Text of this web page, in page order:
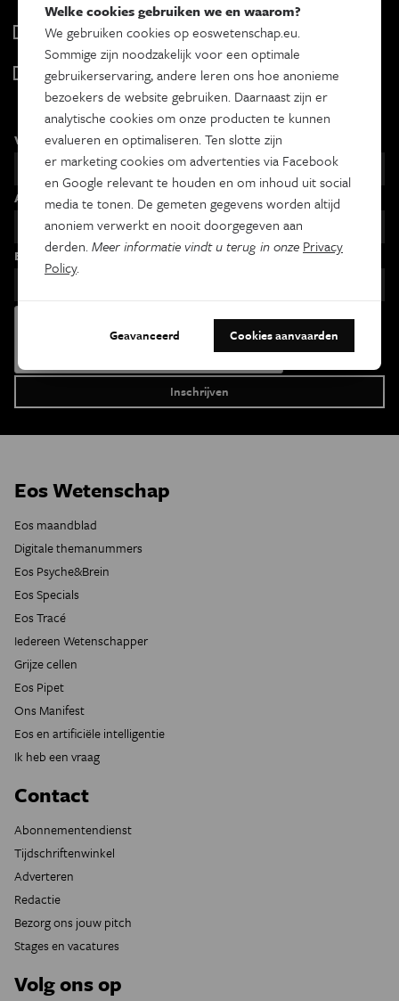
Wekelijks
Psyche & brein
Tweewekelijks
Iedereen wetenschapper
Maandelijks
Voornaam
Achternaam
Email
Eos Wetenschap
Eos maandblad
Digitale themanummers
Eos Psyche&Brein
Eos Specials
Eos Tracé
Iedereen Wetenschapper
Grijze cellen
Eos Pipet
Ons Manifest
Eos en artificiële intelligentie
Ik heb een vraag
Contact
Abonnementendienst
Tijdschriftenwinkel
Adverteren
Redactie
Bezorg ons jouw pitch
Stages en vacatures
Volg ons op
Welke cookies gebruiken we en waarom?
We gebruiken cookies op eoswetenschap.eu.
Sommige zijn noodzakelijk voor een optimale
gebruikerservaring, andere leren ons hoe anonieme
bezoekers de website gebruiken. Daarnaast zijn er
analytische cookies om onze producten te kunnen
evalueren en optimaliseren. Ten slotte zijn
er marketing cookies om advertenties via Facebook
en Google relevant te houden en om inhoud uit social
media te tonen. De gemeten gegevens worden altijd
anoniem verwerkt en nooit doorgegeven aan
derden.Meer informatie vindt u terug in onze Privacy
Policy.
Geavanceerd Cookies aanvaarden